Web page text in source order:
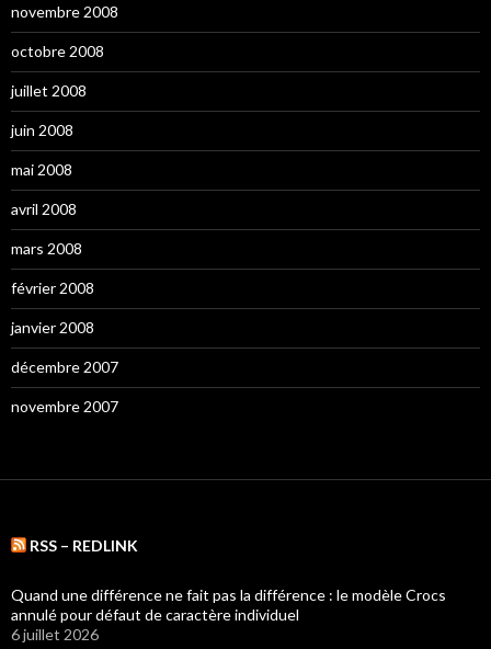
novembre 2008
octobre 2008
juillet 2008
juin 2008
mai 2008
avril 2008
mars 2008
février 2008
janvier 2008
décembre 2007
novembre 2007
RSS – REDLINK
Quand une différence ne fait pas la différence : le modèle Crocs
annulé pour défaut de caractère individuel
6 juillet 2026